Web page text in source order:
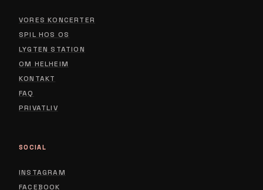
VORES KONCERTER
SPIL HOS OS
LYGTEN STATION
OM HELHEIM
KONTAKT
FAQ
PRIVATLIVPRIVACY POLICY
SOCIAL
INSTAGRAM
FACEBOOK